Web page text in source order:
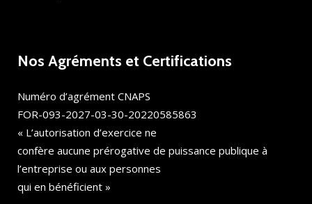
Nos Agréments et Certifications
Numéro d’agrément CNAPS
FOR-093-2027-03-30-20220585863
« L’autorisation d’exercice ne
confère aucune prérogative de puissance publique à
l’entreprise ou aux personnes
qui en bénéficient »